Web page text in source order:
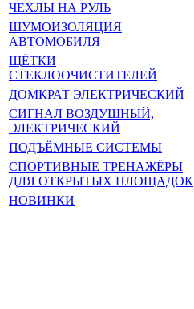
ЧЕХЛЫ НА РУЛЬ
ШУМОИЗОЛЯЦИЯ
АВТОМОБИЛЯ
ЩЁТКИ
СТЕКЛООЧИСТИТЕЛЕЙ
ДОМКРАТ ЭЛЕКТРИЧЕСКИЙ
СИГНАЛ ВОЗДУШНЫЙ,
ЭЛЕКТРИЧЕСКИЙ
ПОДЪЁМНЫЕ СИСТЕМЫ
СПОРТИВНЫЕ ТРЕНАЖЁРЫ
ДЛЯ ОТКРЫТЫХ ПЛОЩАДОК
НОВИНКИ